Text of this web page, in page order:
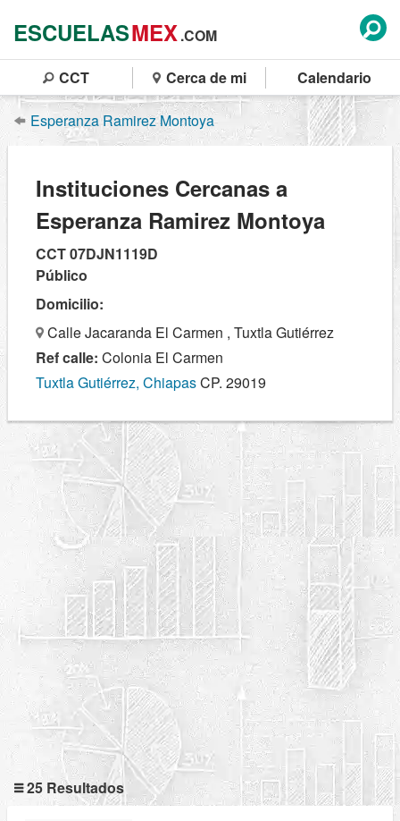
ESCUELASMEX.COM
CCT Cerca de mi Calendario
Esperanza Ramirez Montoya
Instituciones Cercanas a
Esperanza Ramirez Montoya
CCT 07DJN1119D
Público
Domicilio:
Calle Jacaranda El Carmen , Tuxtla Gutiérrez
Ref calle: Colonia El Carmen
Tuxtla Gutiérrez, ChiapasCP. 29019
25 Resultados